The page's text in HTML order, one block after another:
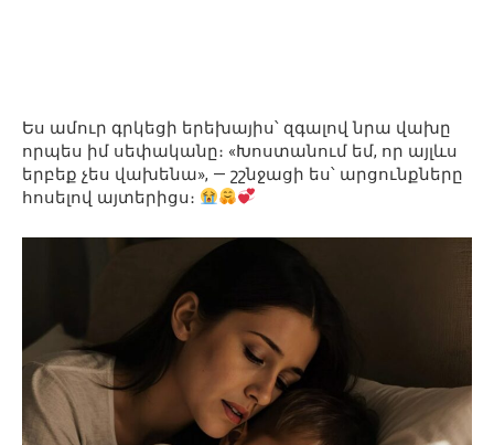
Ես ամուր գրկեցի երեխայիս՝ զգալով նրա վախը
որպես իմ սեփականը։ «Խոստանում եմ, որ այլևս
երբեք չես վախենա», — շշնջացի ես՝ արցունքները
հոսելով այտերիցս։